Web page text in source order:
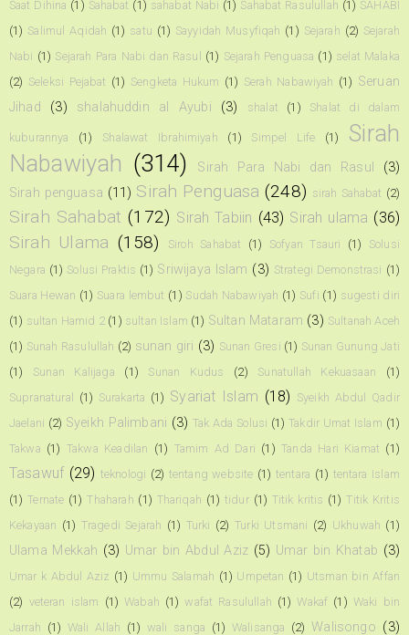
Saat Dihina (1) Sahabat (1) sahabat Nabi (1) Sahabat Rasulullah (1) SAHABI
(1) Salimul Aqidah (1) satu (1) Sayyidah Musyfiqah (1) Sejarah (2) Sejarah
Nabi (1) Sejarah Para Nabi dan Rasul (1) Sejarah Penguasa (1) selat Malaka
(2) Seleksi Pejabat (1) Sengketa Hukum (1) Serah Nabawiyah (1) Seruan
Jihad
(3) shalahuddin al Ayubi (3) shalat (1) Shalat di dalam
kuburannya (1) Shalawat Ibrahimiyah (1) Simpel Life (1)
Sirah
Nabawiyah (314) Sirah Para Nabi dan Rasul
(3)
Sirah penguasa (11) Sirah Penguasa (248) sirah Sahabat (2)
Sirah Sahabat (172) Sirah Tabiin (43) Sirah ulama (36)
Sirah Ulama (158) Siroh Sahabat (1) Sofyan Tsauri (1)
Solusi
Negara (1) Solusi Praktis (1) Sriwijaya Islam (3) Strategi Demonstrasi (1)
Suara Hewan (1) Suara lembut (1) Sudah Nabawiyah (1) Sufi (1) sugesti diri
(1) sultan Hamid 2 (1) sultan Islam (1) Sultan Mataram (3) Sultanah Aceh
(1) Sunah Rasulullah (2) sunan giri (3) Sunan Gresi (1) Sunan Gunung Jati
(1)
Sunan Kalijaga (1) Sunan Kudus (2) Sunatullah Kekuasaan
(1)
Supranatural
(1) Surakarta (1) Syariat Islam (18) Syeikh Abdul Qadir
Jaelani (2) Syeikh Palimbani (3) Tak Ada Solusi (1) Takdir Umat Islam (1)
Takwa (1) Takwa Keadilan (1) Tamim Ad Dari (1) Tanda Hari Kiamat (1)
Tasawuf (29) teknologi (2) tentang website (1) tentara (1) tentara Islam
(1) Ternate (1) Thaharah (1) Thariqah (1) tidur (1) Titik kritis (1) Titik Kritis
Kekayaan (1) Tragedi Sejarah (1) Turki (2) Turki Utsmani (2) Ukhuwah (1)
Ulama Mekkah (3) Umar bin Abdul Aziz (5) Umar bin Khatab (3)
Umar k Abdul Aziz (1) Ummu Salamah (1) Umpetan (1) Utsman bin Affan
(2) veteran islam (1) Wabah (1) wafat Rasulullah (1) Wakaf (1) Waki bin
Jarrah (1) Wali Allah (1) wali sanga (1) Walisanga (2) Walisongo (3)